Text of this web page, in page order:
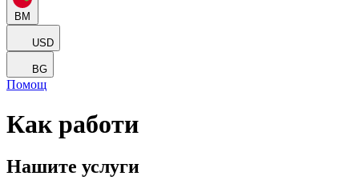
BM
USD
BG
Помощ
Как работи
Нашите услуги